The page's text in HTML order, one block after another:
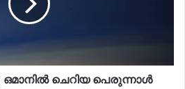
ഒമാനിൽ ചെറിയ പെരുന്നാൾ